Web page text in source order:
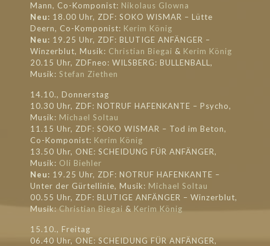
Mann, Co-Komponist: Nikolaus Glowna
Neu: 18.00 Uhr, ZDF: SOKO WISMAR – Lütte
Deern, Co-Komponist: Kerim König
Neu: 19.25 Uhr, ZDF: BLUTIGE ANFÄNGER –
Winzerblut, Musik: Christian Biegai & Kerim König
20.15 Uhr, ZDFneo: WILSBERG: BULLENBALL,
Musik: Stefan Ziethen
14.10., Donnerstag
10.30 Uhr, ZDF: NOTRUF HAFENKANTE – Psycho,
Musik: Michael Soltau
11.15 Uhr, ZDF: SOKO WISMAR – Tod im Beton,
Co-Komponist: Kerim König
13.50 Uhr, ONE: SCHEIDUNG FÜR ANFÄNGER,
Musik: Oli Biehler
Neu: 19.25 Uhr, ZDF: NOTRUF HAFENKANTE –
Unter der Gürtellinie, Musik: Michael Soltau
00.55 Uhr, ZDF: BLUTIGE ANFÄNGER – Winzerblut,
Musik: Christian Biegai & Kerim König
15.10., Freitag
06.40 Uhr, ONE: SCHEIDUNG FÜR ANFÄNGER,